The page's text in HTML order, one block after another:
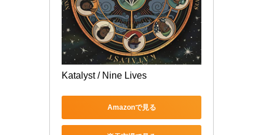
Katalyst / Nine Lives
Amazonで見る